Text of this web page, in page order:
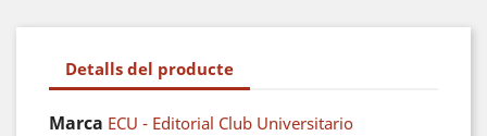
Detalls del producte
Marca ECU - Editorial Club Universitario